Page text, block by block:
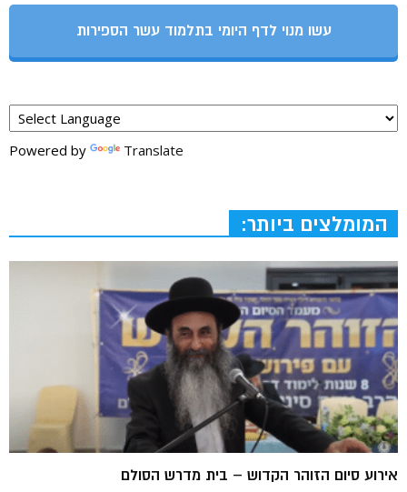
עשו מנוי לדף היומי בתלמוד עשר הספירות
Powered by Translate
המומלצים ביותר:
אירוע סיום הזוהר הקדוש – בית מדרש הסולם